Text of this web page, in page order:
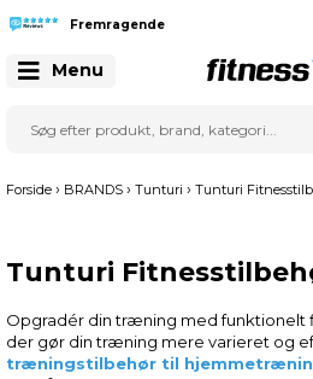
Fremragende
Menu
Forside › BRANDS › Tunturi › Tunturi
Tunturi
Opgradér din træning med funktionelt
der gør din træning mere varieret og
træningstilbehør til